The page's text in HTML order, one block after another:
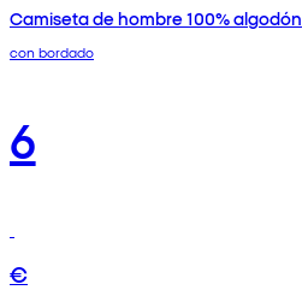
Camiseta de hombre 100% algodón
con bordado
6
€